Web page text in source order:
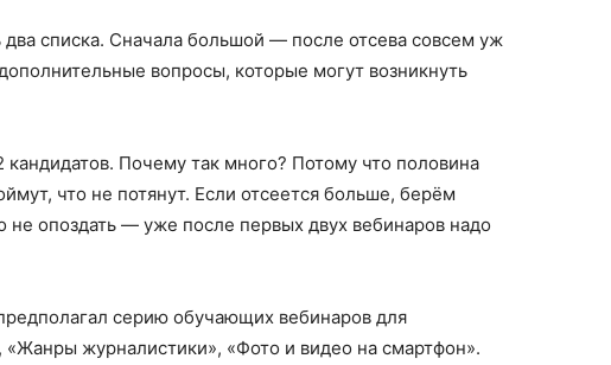
два списка. Сначала большой — после отсева совсем уж
вопросы, которые могут возникнуть
Почему так много? Потому что половина
что не потянут. Если отсеется больше, берём
не опоздать — уже после первых двух вебинаров надо
серию обучающих вебинаров для
журналистики», «Фото и видео на смартфон».